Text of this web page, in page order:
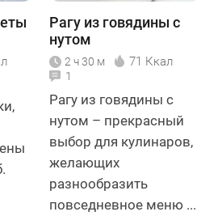
Рагу из говядины с
нутом
2 ч 30 м 71 Ккал
1
Рагу из говядины с
нутом – прекрасный
выбор для кулинаров,
желающих
разнообразить
повседневное меню ...